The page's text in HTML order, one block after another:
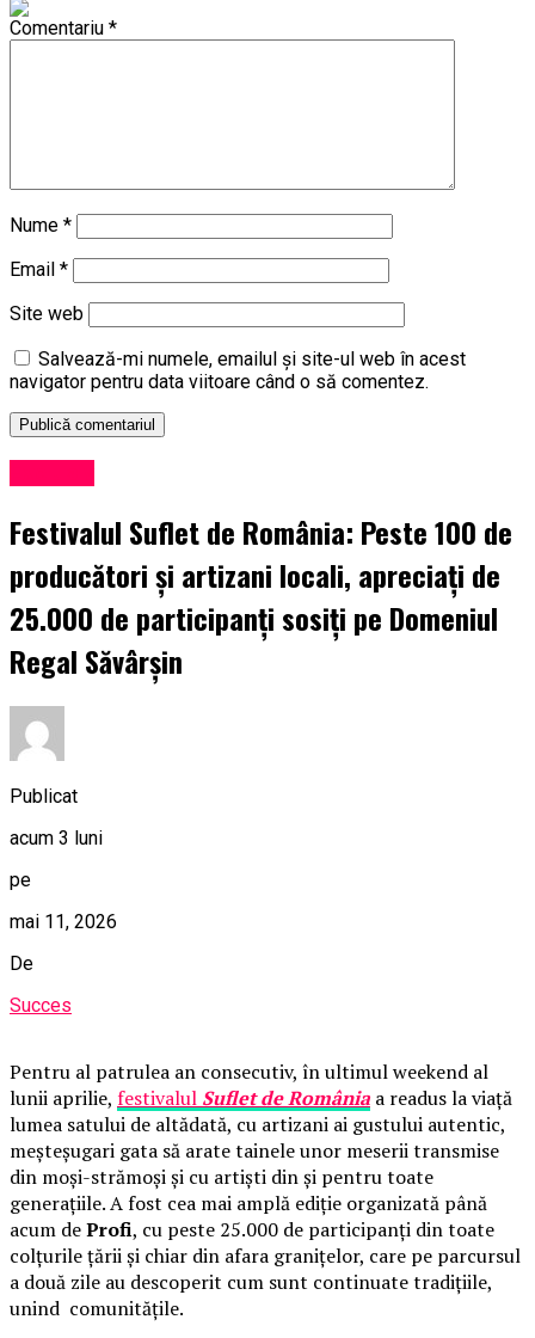
Comentariu *
Nume *
Email *
Site web
Salvează-mi numele, emailul și site-ul web în acest
navigator pentru data viitoare când o să comentez.
Festivalul Suflet de România: Peste 100 de
producători și artizani locali, apreciați de
25.000 de participanți sosiți pe Domeniul
Regal Săvârșin
Publicat
acum 3 luni
pe
mai 11, 2026
De
Succes
Pentru al patrulea an consecutiv, în ultimul weekend al
lunii aprilie, festivalul Suflet de România a readus la viață
lumea satului de altădată, cu artizani ai gustului autentic,
meșteșugari gata să arate tainele unor meserii transmise
din moși-strămoși și cu artiști din și pentru toate
generațiile. A fost cea mai amplă ediție organizată până
acum deProfi, cu peste 25.000 de participanți din toate
colțurile țării și chiar din afara granițelor, care pe parcursul
a două zile au descoperit cum sunt continuate tradițiile,
unind comunitățile.